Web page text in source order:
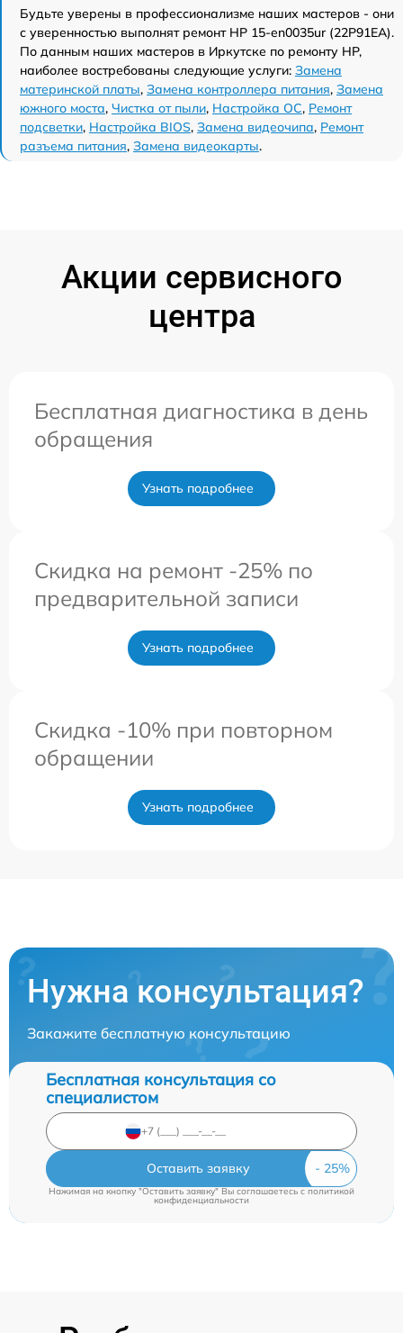
Будьте уверены в профессионализме наших мастеров - они
с уверенностью выполнят ремонт HP 15-en0035ur (22P91EA).
По данным наших мастеров в Иркутске по ремонту HP,
наиболее востребованы следующие услуги: Замена
материнской платы, Замена контроллера питания, Замена
южного моста, Чистка от пыли, Настройка ОС, Ремонт
подсветки, Настройка BIOS, Замена видеочипа, Ремонт
разъема питания, Замена видеокарты.
Акции сервисного
центра
Бесплатная диагностика в день
обращения
Узнать подробнее
Скидка на ремонт -25% по
предварительной записи
Узнать подробнее
Скидка -10% при повторном
обращении
Узнать подробнее
Нужна консультация?
Закажите бесплатную консультацию
Бесплатная консультация со
специалистом
Оставить заявку
Нажимая на кнопку "Оставить заявку" Вы соглашаетесь cполитикой
конфиденциальности